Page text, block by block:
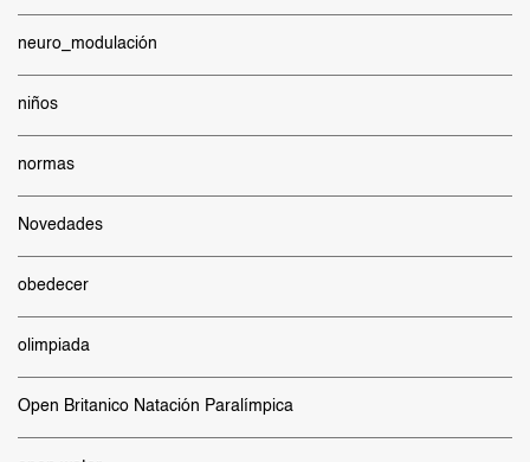
neuro_modulación
niños
normas
Novedades
obedecer
olimpiada
Open Britanico Natación Paralímpica